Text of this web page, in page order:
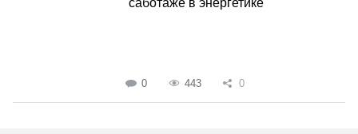
саботаже в энергетике
0 443 0